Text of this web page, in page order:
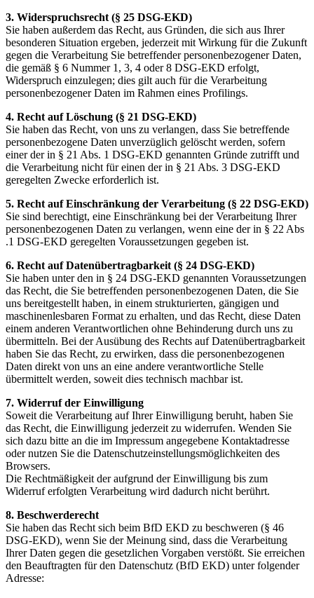
3. Widerspruchsrecht (§ 25 DSG-EKD)
Sie haben außerdem das Recht, aus Gründen, die sich aus Ihrer
besonderen Situation ergeben, jederzeit mit Wirkung für die Zukunft
gegen die Verarbeitung Sie betreffender personenbezogener Daten,
die gemäß § 6 Nummer 1, 3, 4 oder 8 DSG-EKD erfolgt,
Widerspruch einzulegen; dies gilt auch für die Verarbeitung
personenbezogener Daten im Rahmen eines Profilings.
4. Recht auf Löschung (§ 21 DSG-EKD)
Sie haben das Recht, von uns zu verlangen, dass Sie betreffende
personenbezogene Daten unverzüglich gelöscht werden, sofern
einer der in § 21 Abs. 1 DSG-EKD genannten Gründe zutrifft und
die Verarbeitung nicht für einen der in § 21 Abs. 3 DSG-EKD
geregelten Zwecke erforderlich ist.
5. Recht auf Einschränkung der Verarbeitung (§ 22 DSG-EKD)
Sie sind berechtigt, eine Einschränkung bei der Verarbeitung Ihrer
personenbezogenen Daten zu verlangen, wenn eine der in § 22 Abs
.1 DSG-EKD geregelten Voraussetzungen gegeben ist.
6. Recht auf Datenübertragbarkeit (§ 24 DSG-EKD)
Sie haben unter den in § 24 DSG-EKD genannten Voraussetzungen
das Recht, die Sie betreffenden personenbezogenen Daten, die Sie
uns bereitgestellt haben, in einem strukturierten, gängigen und
maschinenlesbaren Format zu erhalten, und das Recht, diese Daten
einem anderen Verantwortlichen ohne Behinderung durch uns zu
übermitteln. Bei der Ausübung des Rechts auf Datenübertragbarkeit
haben Sie das Recht, zu erwirken, dass die personenbezogenen
Daten direkt von uns an eine andere verantwortliche Stelle
übermittelt werden, soweit dies technisch machbar ist.
7. Widerruf der Einwilligung
Soweit die Verarbeitung auf Ihrer Einwilligung beruht, haben Sie
das Recht, die Einwilligung jederzeit zu widerrufen. Wenden Sie
sich dazu bitte an die im Impressum angegebene Kontaktadresse
oder nutzen Sie die Datenschutzeinstellungsmöglichkeiten des
Browsers.
Die Rechtmäßigkeit der aufgrund der Einwilligung bis zum
Widerruf erfolgten Verarbeitung wird dadurch nicht berührt.
8. Beschwerderecht
Sie haben das Recht sich beim BfD EKD zu beschweren (§ 46
DSG-EKD), wenn Sie der Meinung sind, dass die Verarbeitung
Ihrer Daten gegen die gesetzlichen Vorgaben verstößt. Sie erreichen
den Beauftragten für den Datenschutz (BfD EKD) unter folgender
Adresse: